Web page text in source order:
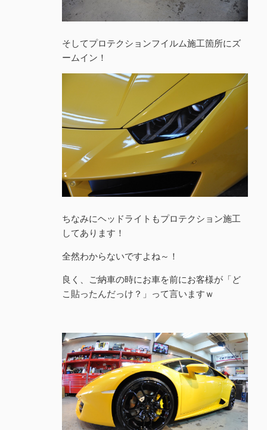
そしてプロテクションフイルム施工箇所にズ
ームイン！
ちなみにヘッドライトもプロテクション施工
してあります！
全然わからないですよね～！
良く、ご納車の時にお車を前にお客様が「ど
こ貼ったんだっけ？」って言いますｗ